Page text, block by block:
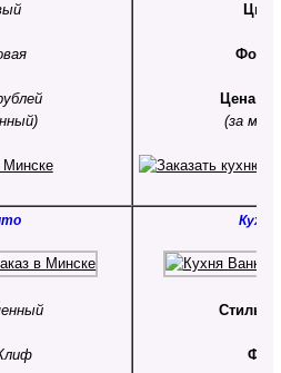
Цвет
Цена:
(за
Кухня
Стиль